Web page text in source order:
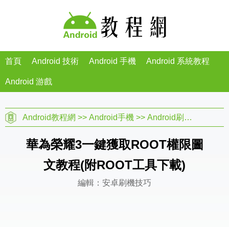
首頁 Android 技術 Android 手機 Android 系統教程
Android 游戲
Android教程網 >> Android手機 >> Android刷機教程
華為榮耀3一鍵獲取ROOT權限圖
文教程(附ROOT工具下載)
編輯：安卓刷機技巧